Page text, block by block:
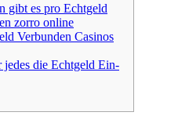
gibt es pro Echtgeld
zorro online
Verbunden Casinos
jedes die Echtgeld Ein-